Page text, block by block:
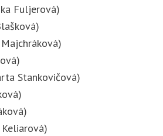
Fuljerová)
Stankovičová)